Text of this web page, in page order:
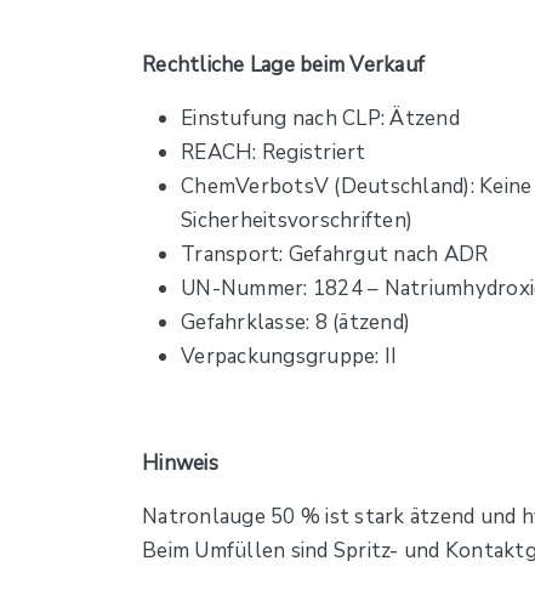
Rechtliche Lage beim Verkauf
Einstufung nach CLP: Ätzend
REACH: Registriert
ChemVerbotsV (Deutschland):
Sicherheitsvorschriften)
Transport: Gefahrgut nach ADR
UN-Nummer: 1824 –
Gefahrklasse: 8 (ätzend)
Verpackungsgruppe: II
Hinweis
Natronlauge 50 % ist stark ätzend und
Beim Umfüllen sind Spritz- und